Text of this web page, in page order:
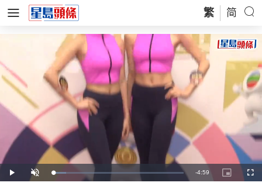
繁 简
Play Unmute Loaded:
10.18%
Remaining
-4:59
Picture-
in-